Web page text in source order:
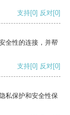
支持[0] 反对[0]
全性的连接，并帮
支持[0] 反对[0]
私保护和安全性保